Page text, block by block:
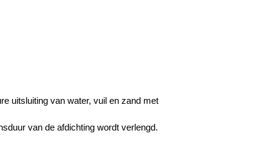
uitsluiting van water, vuil en zand met
van de afdichting wordt verlengd.